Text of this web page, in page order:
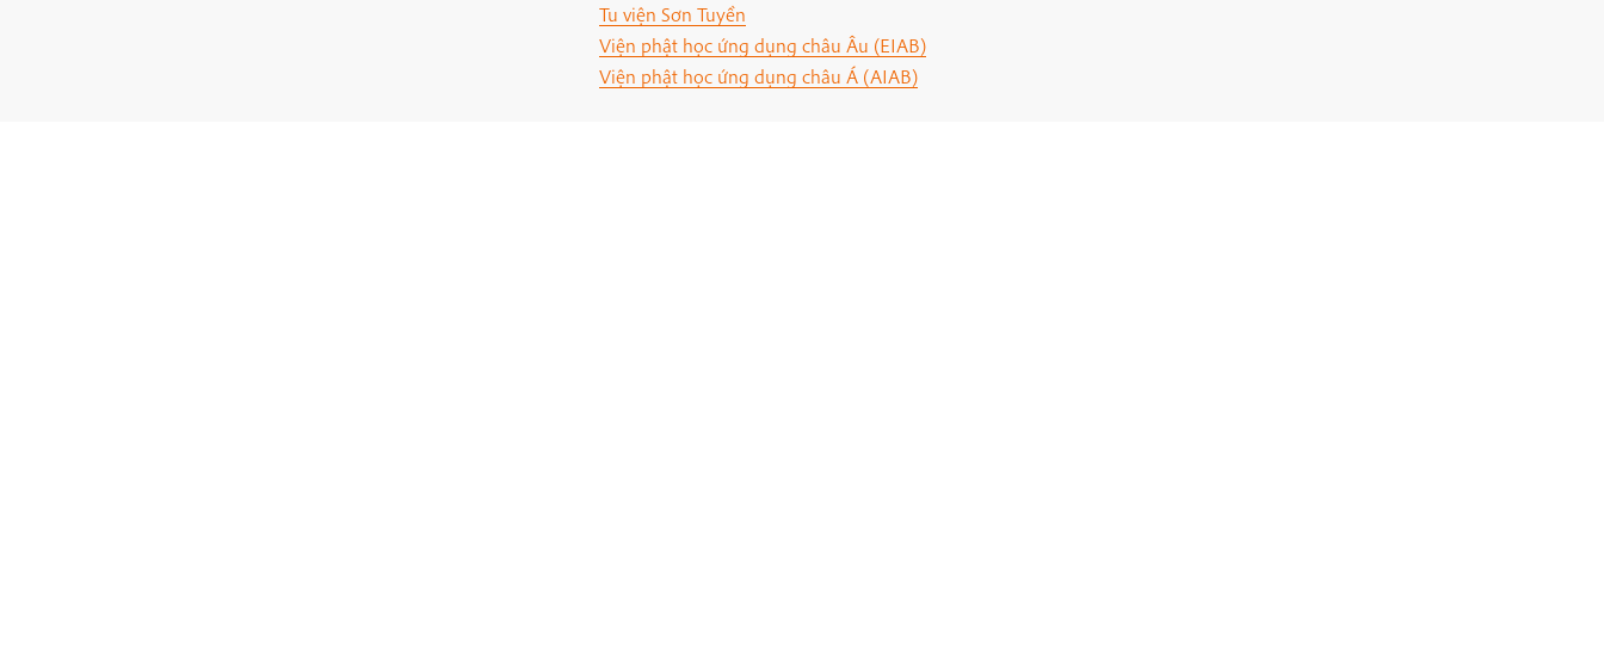
Tu viện Sơn Tuyền
Viện phật học ứng dụng châu Âu (EIAB)
Viện phật học ứng dụng châu Á (AIAB)